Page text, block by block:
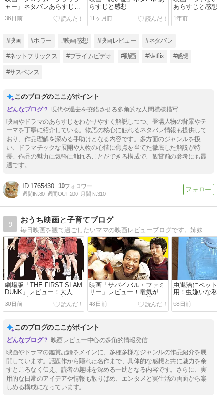
ャー」ネタバレあらすじと
36日前
らすじと感想
11ヶ月前
あらすじと感想
1年前
#映画 #ホラー #映画感想 #映画レビュー #ネタバレ
#ネットフリックス #プライムビデオ #動画 #Netflix #感想
#サスペンス
このブログのここがポイント
現代や過去を交錯させる多角的な人間模様描写
映画やドラマのあらすじをわかりやすく解説しつつ、登場人物の背景やテ
ーマを丁寧に紹介している。物語の核心に触れるネタバレ情報も提供して
おり、作品理解を深める手助けとなる内容です。多方面のジャンルを扱
い、ドラマチックな展開や人物の心情に焦点を当てた徹底した解説が特
長。作品の魅力に気軽に触れることができる構成で、観賞前の参考にも最
適です。
1765430 10
週間IN:80 週間OUT:200 月間IN:310
9
おうち映画と子育てブログ
劇場版「THE FIRST SLAM
DUNK」レビュー！大人気
バスケ映画/スラムダンク/
映像と音楽に魅了されろ
30日前
映画「サバイバル・ファミ
リー」レビュー！電気が使
えない！ありそうな災害に
どう立ち向かう？
48日前
虫退治にペッ
用！虫嫌いな
た！Ｇやクモ
う
68日前
このブログのここがポイント
映画レビュー中心の多角的情報発信
映画やドラマの鑑賞記録をメインに、多種多様なジャンルの作品紹介を展
開しています。話題作から隠れた名作まで、具体的な感想と共に魅力を余
すところなく伝え、読者の趣味を深める一助となる内容です。さらに、実
用的な日常のアイデアや情報も散りばめ、エンタメと実生活の両面から楽
しめる構成になっています。